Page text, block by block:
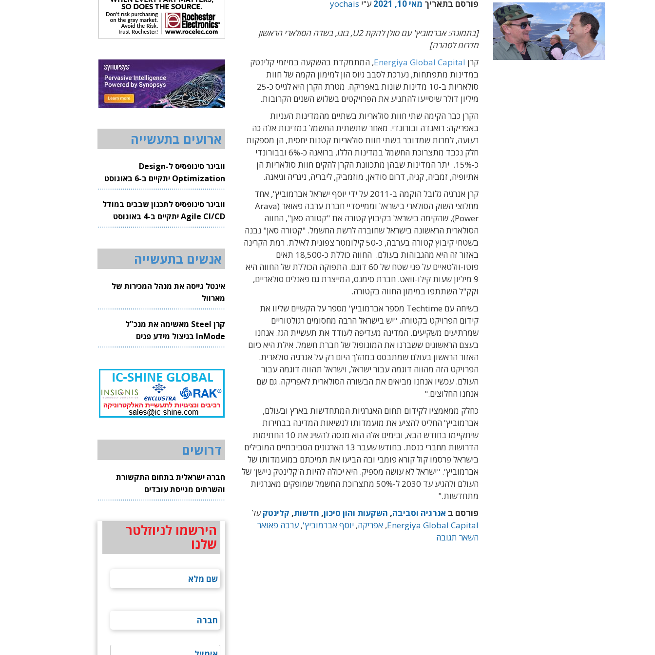
פורסם בתאריך מאי 10, 2021 ע"י yochais
[בתמונה: אברמוביץ' עם סולן להקת U2, בונו, בשדה הסולארי הראשון
מדרום לסהרה]
קרן Energiya Global Capital, המתמקדת בהשקעה במיזמי קלינטק
במדינות מתפתחות, נערכת לסבב גיוס הון למימון הקמה של חוות
סולאריות ב-10 מדינות שונות באפריקה. מטרת הקרן היא לגייס כ-25
מיליון דולר שיסייעו להתניע את הפרויקטים בשלוש השנים הקרובות.
הקרן כבר הקימה שתי חוות סולאריות בשתיים מהמדינות העניות
באפריקה: רואנדה ובורונדי. מאחר שתשתית החשמל במדינות אלה כה
רעועה, למרות שמדובר בשתי חוות סולאריות קטנות יחסית, הן מספקות
חלק נכבד מתצרוכת החשמל במדינות הללו, ברואנה כ-6% ובבורונדי
כ-15%. יתר המדינות שבהן מתכוונת הקרן להקים חוות סולאריות הן
אתיופיה, זמביה, קניה, דרום סודאן, מוזמביק, ליבריה, ניגריה וגיאנה.
קרן אנרגיה גלובל הוקמה ב-2011 על ידי יוסף ישראל אברמוביץ', אחד
מחלוצי השוק הסולארי בישראל וממייסדיי חברת ערבה פאואר (Arava
Power), שהקימה בישראל בקיבוץ קטורה את "קטורה סאן", החווה
הסולארית הראשונה בישראל שחוברה לרשת החשמל. "קטורה סאן" נבנה
בשטחי קיבוץ קטורה בערבה, כ-50 קילומטר צפונית לאילת. רמת הקרינה
באזור זה היא מהגבוהות בעולם. החווה כוללת כ-18,500 תאים
פוטו-וולטאיים על פני שטח של 60 דונם.
התפוקה הכוללת של החווה היא
9 מיליון שעות קילו-וואט. חברת סימנס, המייצרת גם פאנלים סולאריים,
וקק"ל השתתפו במימון החווה בקטורה.
בשיחה עם Techtime מספר אברמוביץ' מספר על הקשיים שליוו את
קידום הפרויקט בקטורה. "יש בישראל הרבה מחסומים רגולטוריים
שמרתיעים משקיעים. המדינה מעדיפה לעודד את תעשיית הגז. אנחנו
בעצם הראשונים ששברנו את המונופול של חברת חשמל. אילת היא כיום
האזור הראשון בעולם שמתבסס במהלך היום רק על אנרגיה סולארית.
הפרויקט הזה מהווה דוגמה עבור ישראל, וישראל תהווה דוגמה עבור
העולם. עכשיו אנחנו מביאים את הבשורה הסולארית לאפריקה. גם שם
אנחנו החלוצים."
כחלק ממאמציו לקידום תחום האנרגיות המתחדשות בארץ ובעולם,
אברמוביץ' החליט להציע את מועמדותו לנשיאות המדינה בבחירות
שיתקיימו בחודש הבא, ובימים אלה הוא מנסה להשיג את 10 החתימות
הדרושות מחברי כנסת. בחודש שעבר 13 הארגונים הסביבתיים המובילים
בישראל פרסמו קול קורא פומבי ובה הביעו את תמיכתם במועמדותו של
אברמוביץ'. "ישראל לא עושה מספיק. היא יכולה להיות ה'קלינטק ניישן' של
העולם ולהגיע עד 2030 ל-50% מתצרוכת החשמל שמופקים מאנרגיות
מתחדשות."
פורסם ב אנרגיה וסביבה, השקעות והון סיכון, חדשות, קלינטק על
Energiya Global Capital
, אפריקה, יוסף אברמוביץ', ערבה פאואר
השאר תגובה
ארועים בתעשייה
וובינר סינופסיס ל-Design
Optimization יתקיים ב-6 באוגוסט
2026
וובינר סינופסיס לתכנון שבבים במודל
Agile CI/CD יתקיים ב-4 באוגוסט
2026
אנשים בתעשייה
אינטל גייסה את מנהל המכירות של
מארוול
קרן Steel מאשימה את מנכ"ל
InMode בניצול מידע פנים
דרושים
חברה ישראלית בתחום התקשורת
והשרתים מגייסת עובדים
הירשמו לניוזלטר
שלנו